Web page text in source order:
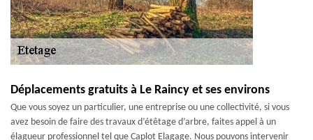
Déplacements gratuits à Le Raincy et ses environs
Que vous soyez un particulier, une entreprise ou une collectivité, si vous
avez besoin de faire des travaux d’étêtage d’arbre, faites appel à un
élagueur professionnel tel que Caplot Elagage. Nous pouvons intervenir